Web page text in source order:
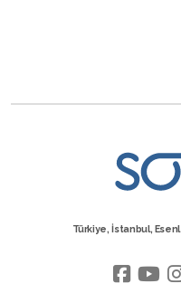
Türkiye, İstanbul,